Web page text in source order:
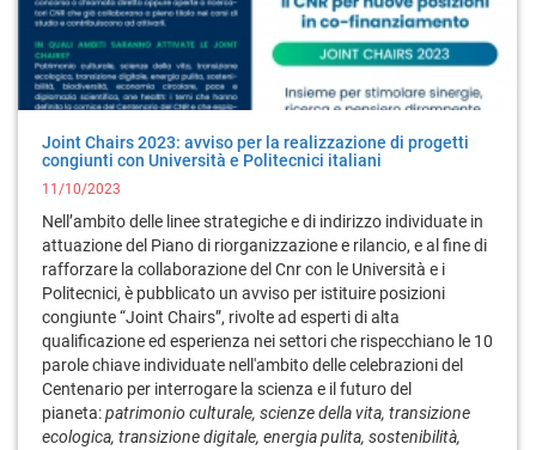
Joint Chairs 2023: avviso per la realizzazione di progetti
congiunti con Università e Politecnici italiani
11/10/2023
Nell’ambito delle linee strategiche e di indirizzo individuate in
attuazione del Piano di riorganizzazione e rilancio, e al fine di
rafforzare la collaborazione del Cnr con le Università e i
Politecnici, è pubblicato un avviso per istituire posizioni
congiunte “Joint Chairs”, rivolte ad esperti di alta
qualificazione ed esperienza nei settori che rispecchiano le 10
parole chiave individuate nell'ambito delle celebrazioni del
Centenario per interrogare la scienza e il futuro del
pianeta:patrimonio culturale, scienze della vita, transizione
ecologica, transizione digitale, energia pulita, sostenibilità,